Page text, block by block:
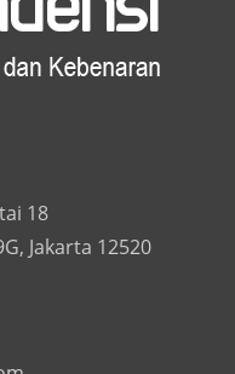
18
Jakarta 12520